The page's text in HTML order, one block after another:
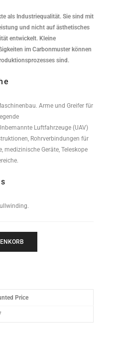
als Industriequalität. Sie sind mit
und nicht auf ästhetisches
entwickelt. Kleine
im Carbonmuster können
sind.
Arme und Greifer für
Luftfahrzeuge (UAV)
Rohrverbindungen für
medizinische Geräte, Teleskope
Price